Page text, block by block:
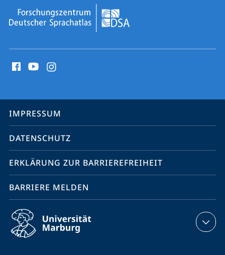
Media
Service-
Navigation
IMPRESSUM
DATENSCHUTZ
ERKLÄRUNG ZUR BARRIEREFREIHEIT
BARRIERE MELDEN